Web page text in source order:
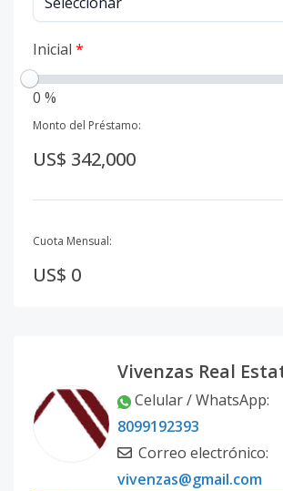
Inicial *
0 %
Monto del Préstamo:
US$ 342,000
Cuota Mensual:
US$ 0
Vivenzas Real
Celular / WhatsApp:
8099192393
Correo electrónico:
vivenzas@gmail.com